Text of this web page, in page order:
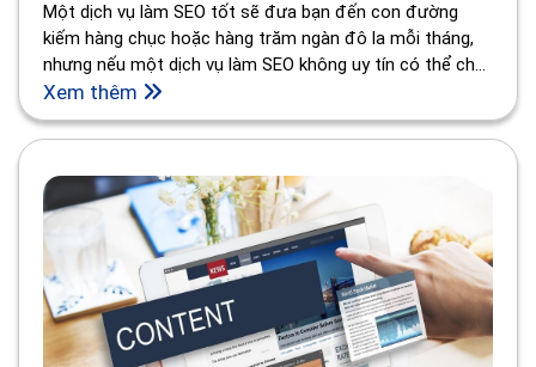
Một dịch vụ làm SEO tốt sẽ đưa bạn đến con đường
kiếm hàng chục hoặc hàng trăm ngàn đô la mỗi tháng,
nhưng nếu một dịch vụ làm SEO không uy tín có thể cho
bạn có những kết quả không được như mong muốn. Hãy
lựa chọn thật cẩn thận khi bắt đầu lựa chọn công ty làm
SEO.
Xem thêm